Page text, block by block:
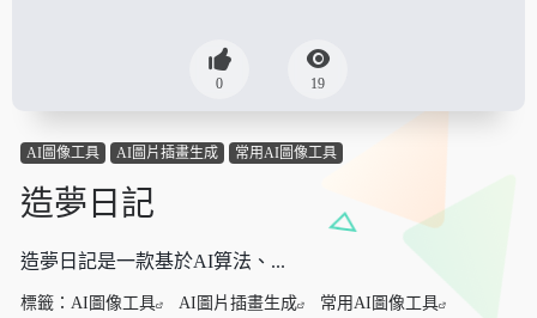
0 19
AI圖像工具 AI圖片插畫生成 常用AI圖像工具
造夢日記
造夢日記是一款基於AI算法、...
標籤： AI圖像工具 AI圖片插畫生成 常用AI圖像工具